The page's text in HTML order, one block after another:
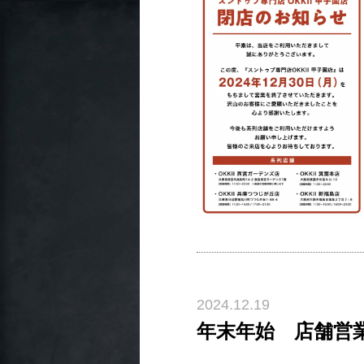
2024.12.19
年末年始 店舗営